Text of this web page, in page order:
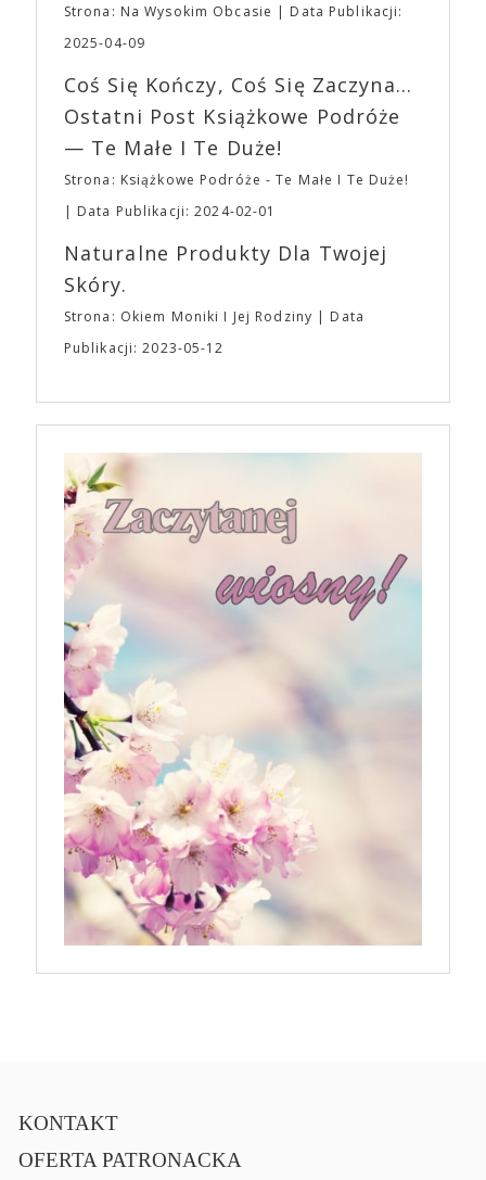
osobisty film, który pozwolił mu w pełni podzielić
się z widzami swoimi lękami, wizją świata, a przede
„Bo się boi” w kinach od 21 kwietnia.
planujemy Strefę FoodTrucków. Życzymy Wam
fantastycznego czasu oczekiwania na nadchodzącą
EXPO XXI!
Strona: Na Wysokim Obcasie
Data Publikacji:
2025-04-09
Coś Się Kończy, Coś Się Zaczyna...
Ostatni Post Książkowe Podróże
— Te Małe I Te Duże!
Strona: Książkowe Podróże - Te Małe I Te Duże!
Data Publikacji: 2024-02-01
Naturalne Produkty Dla Twojej
Skóry.
Strona: Okiem Moniki I Jej Rodziny
Data
Publikacji: 2023-05-12
KONTAKT
OFERTA PATRONACKA